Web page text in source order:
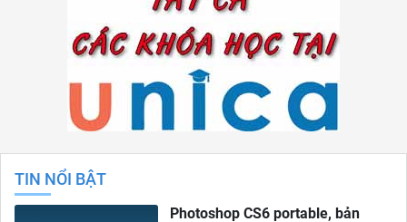
TIN NỔI BẬT
Photoshop CS6 portable, bản